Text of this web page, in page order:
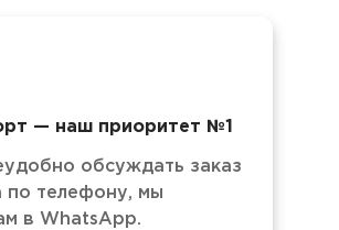
— наш приоритет №1
обсуждать заказ
по телефону, мы
в WhatsApp.